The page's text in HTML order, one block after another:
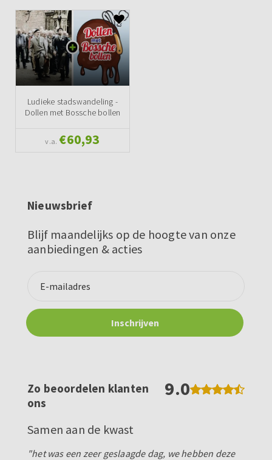
Ludieke stadswandeling -
Dollen met Bossche bollen
v.a. €60,93
Nieuwsbrief
Blijf maandelijks op de hoogte van onze
aanbiedingen & acties
Zo beoordelen klanten
ons
9.0
Samen aan de kwast
"het was een zeer geslaagde dag, we hebben deze